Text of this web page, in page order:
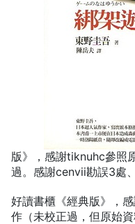
版》，感謝tiknuhc參照
過。感謝cenvii勘誤3處
好讀書櫃《經典版》，
作（未校正過，但原始資